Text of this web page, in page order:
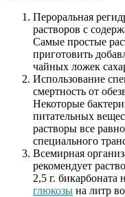
Пероральная
растворов с
Самые простые
приготовить
чайных ложек
Использование
смертность от
Некоторые
питательных
растворы все
специального
Всемирная
рекомендует
2,5 г. бикарбоната
глюкозы на литр